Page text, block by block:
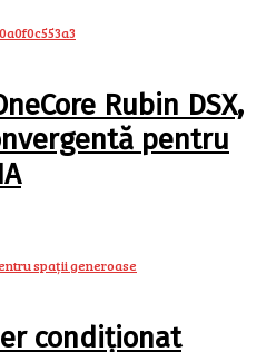
Rubin DSX,
pentru
condiționat